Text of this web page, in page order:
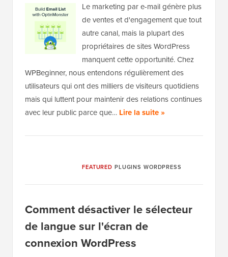
Le marketing par e-mail génère plus
de ventes et d'engagement que tout
autre canal, mais la plupart des
propriétaires de sites WordPress
manquent cette opportunité. Chez
WPBeginner, nous entendons régulièrement des
utilisateurs qui ont des milliers de visiteurs quotidiens
mais qui luttent pour maintenir des relations continues
avec leur public parce que… Lire la suite »
FEATURED PLUGINS WORDPRESS
Comment désactiver le sélecteur
de langue sur l'écran de
connexion WordPress